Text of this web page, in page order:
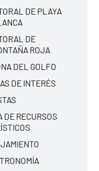
DE PLAYA
DE
ROJA
DEL GOLFO
DE INTERÉS
DE RECURSOS